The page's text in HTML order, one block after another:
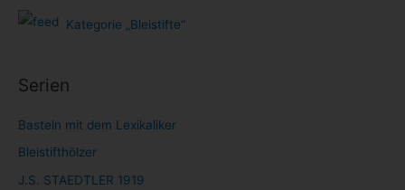
Kategorie „Bleistifte“
Serien
Basteln mit dem Lexikaliker
Bleistifthölzer
J.S. STAEDTLER 1919